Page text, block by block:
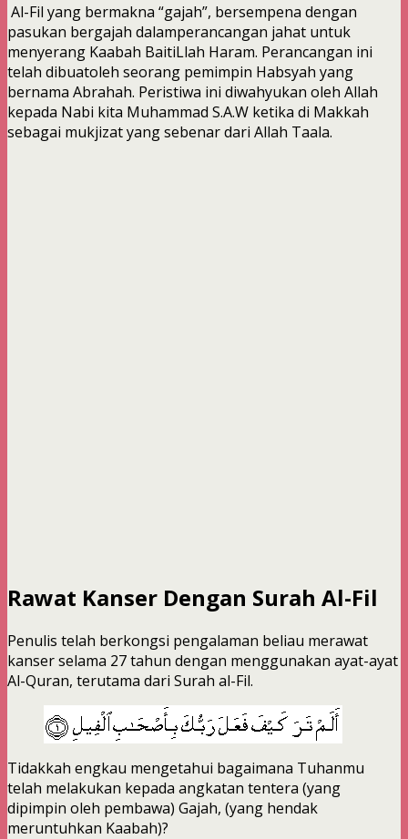
Al-Fil yang bermakna “gajah”, bersempena dengan
pasukan bergajah dalamperancangan jahat untuk
menyerang Kaabah BaitiLlah Haram. Perancangan ini
telah dibuatoleh seorang pemimpin Habsyah yang
bernama Abrahah. Peristiwa ini diwahyukan oleh Allah
kepada Nabi kita Muhammad S.A.W ketika di Makkah
sebagai mukjizat yang sebenar dari Allah Taala.
Rawat Kanser Dengan Surah Al-Fil
Penulis telah berkongsi pengalaman beliau merawat
kanser selama 27 tahun dengan menggunakan ayat-ayat
Al-Quran, terutama dari Surah al-Fil.
Tidakkah engkau mengetahui bagaimana Tuhanmu
telah melakukan kepada angkatan tentera (yang
dipimpin oleh pembawa) Gajah, (yang hendak
meruntuhkan Kaabah)?